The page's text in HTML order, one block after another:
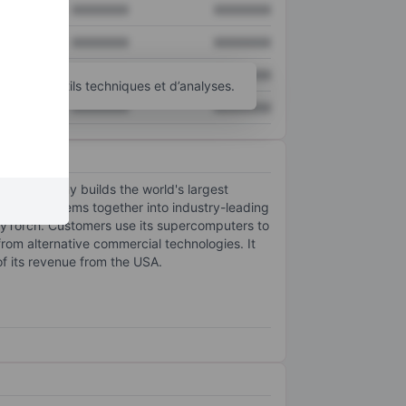
XXXXXXX XXXXXXX
outils techniques et d’analyses.
company builds the world's largest
systems together into industry-leading
Customers use its supercomputers to
alternative commercial technologies. It
its revenue from the USA.